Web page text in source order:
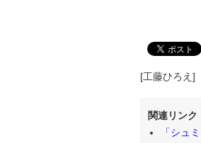
[工藤ひろえ]
関連リンク
「シュ